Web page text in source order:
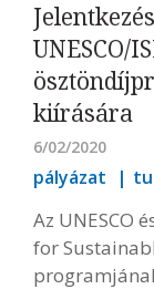
UNESCO/
kiírására
6/02/2020
pályázat
Az UNESCO
for